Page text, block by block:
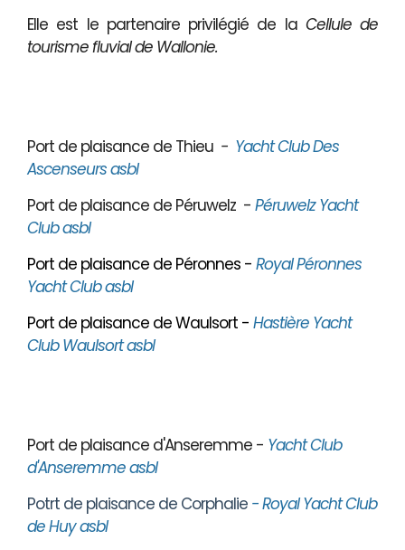
Elle est le partenaire privilégié de la Cellule de
tourisme fluvial de Wallonie.
Port de plaisance de Thieu - Yacht Club Des
Ascenseurs asbl
Port de plaisance de Péruwelz - Péruwelz Yacht
Club asbl
Port de plaisance de Péronnes - Royal Péronnes
Yacht Club asbl
Port de plaisance de Waulsort - Hastière Yacht
Club Waulsort asbl
Port de plaisance d'Anseremme - Yacht Club
d'Anseremme asbl
Potrt de plaisance de Corphalie - Royal Yacht Club
de Huy asbl